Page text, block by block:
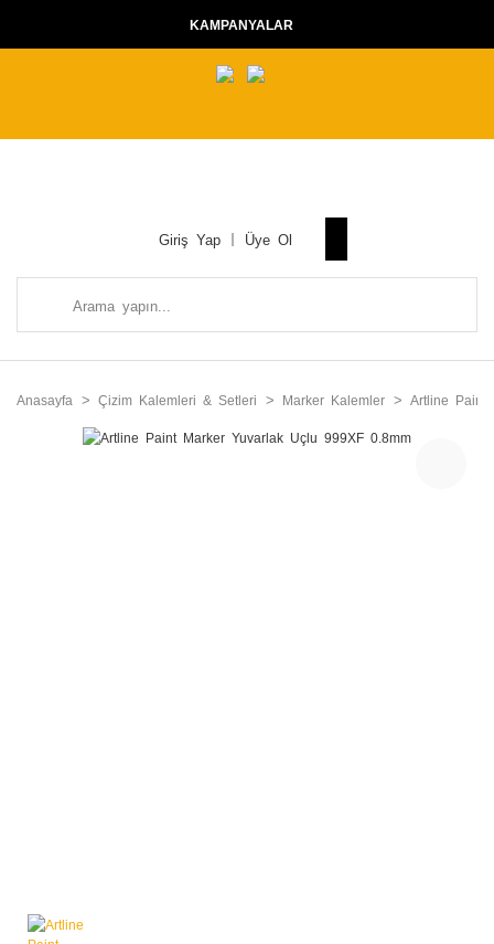
KAMPANYALAR
Giriş Yap Üye Ol
Anasayfa Çizim Kalemleri & Setleri Marker Kalemler Artline Paint